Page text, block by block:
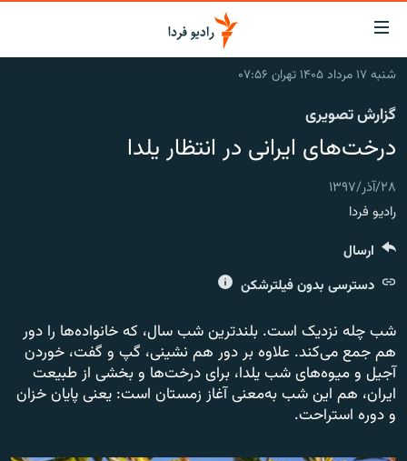
لینک‌های
قابلیت
دسترسی
بازگشت
منوی
اصلی
رفتن
به
صفحه
جستجو
ایران
جهان
رادیو
برنامه‌های رادیویی
فرکانس‌ها
پادکست
چندرسانه‌ای
گزارش‌های تصویری
گزارش‌های ویدئویی
زنان فردا
English
به ما بپیوندید
شنبه ۱۷ مرداد ۱۴۰۵ تهران ۰۷:۵۶
گزارش تصویری
درخت‌های ایرانی در انتظار یلدا
۲۸/آذر/۱۳۹۷
رادیو فردا
شب چله نزدیک است. بلندترین شب سال، که خانواده‌ها را دور
هم جمع می‌کند. علاوه بر دور هم نشینی، گپ و گفت، خوردن
آجیل و میوه‌های شب یلدا، برای درخت‌ها و بخشی از طبیعت
ایران، هم این شب به‌معنی آغاز زمستان است: یعنی پایان خزان
و دوره استراحت.
ارسال
دسترسی بدون فیلترشکن